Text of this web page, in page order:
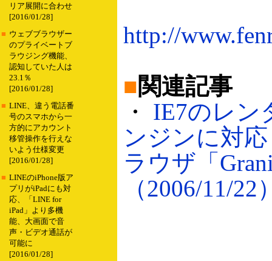
リア展開に合わせ
[2016/01/28]
■ ウェブブラウザー
のプライベートブ
ラウジング機能、
認知していた人は
23.1％
[2016/01/28]
■ LINE、違う電話番
号のスマホから一
方的にアカウント
移管操作を行えな
いよう仕様変更
[2016/01/28]
■ LINEのiPhone版ア
プリがiPadにも対
応、「LINE for
iPad」より多機
能、大画面で音
声・ビデオ通話が
可能に
[2016/01/28]
http://
■関連記事
・ IE7のレン
ンジンに対
ラウザ「
（2006/11/22